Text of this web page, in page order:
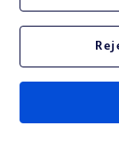
© 2026 BD.